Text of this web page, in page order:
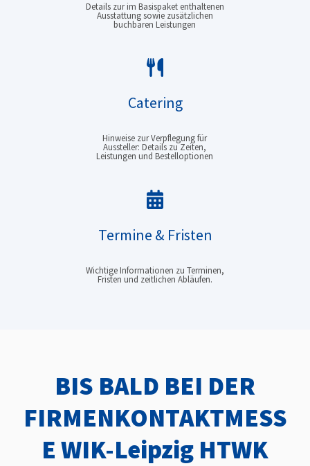
Details zur im Basispaket enthaltenen
Ausstattung sowie zusätzlichen
buchbaren Leistungen
Catering
Hinweise zur Verpflegung für
Aussteller: Details zu Zeiten,
Leistungen und Bestelloptionen
Termine & Fristen
Wichtige Informationen zu Terminen,
Fristen und zeitlichen Abläufen.
BIS BALD BEI DER
FIRMENKONTAKTMESS
E WIK-Leipzig HTWK